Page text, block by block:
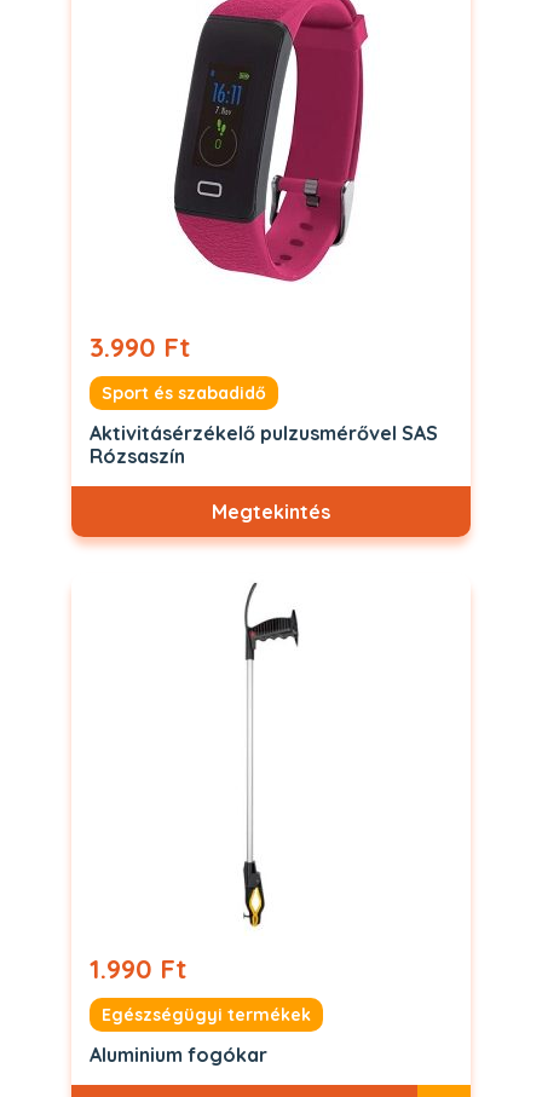
3.990 Ft
Sport és szabadidő
Aktivitásérzékelő pulzusmérővel SAS
Rózsaszín
Megtekintés
1.990 Ft
Egészségügyi termékek
Aluminium fogókar